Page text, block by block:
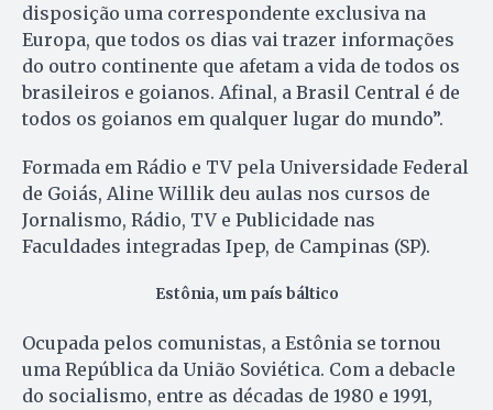
disposição uma correspondente exclusiva na
Europa, que todos os dias vai trazer informações
do outro continente que afetam a vida de todos os
brasileiros e goianos. Afinal, a Brasil Central é de
todos os goianos em qualquer lugar do mundo”.
Formada em Rádio e TV pela Universidade Federal
de Goiás, Aline Willik deu aulas nos cursos de
Jornalismo, Rádio, TV e Publicidade nas
Faculdades integradas Ipep, de Campinas (SP).
Estônia, um país báltico
Ocupada pelos comunistas, a Estônia se tornou
uma República da União Soviética. Com a debacle
do socialismo, entre as décadas de 1980 e 1991,